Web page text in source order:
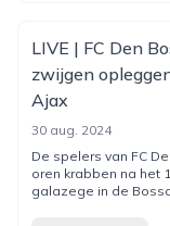
LIVE | FC Den
zwijgen
Ajax
30 aug. 2024
De spelers van FC
oren krabben na het
galazege in de